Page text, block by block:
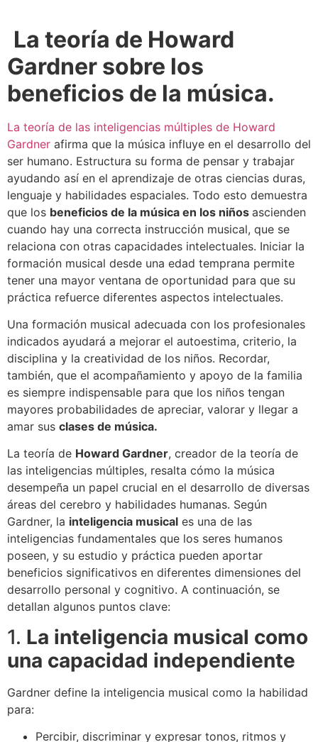
La teoría de Howard
Gardner sobre los
beneficios de la música.
La teoría de las inteligencias múltiples de Howard
Gardner afirma que la música influye en el desarrollo del
ser humano. Estructura su forma de pensar y trabajar
ayudando así en el aprendizaje de otras ciencias duras,
lenguaje y habilidades espaciales. Todo esto demuestra
que los beneficios de la música en los niños ascienden
cuando hay una correcta instrucción musical, que se
relaciona con otras capacidades intelectuales. Iniciar la
formación musical desde una edad temprana permite
tener una mayor ventana de oportunidad para que su
práctica refuerce diferentes aspectos intelectuales.
Una formación musical adecuada con los profesionales
indicados ayudará a mejorar el autoestima, criterio, la
disciplina y la creatividad de los niños. Recordar,
también, que el acompañamiento y apoyo de la familia
es siempre indispensable para que los niños tengan
mayores probabilidades de apreciar, valorar y llegar a
amar sus clases de música.
La teoría de Howard Gardner, creador de la teoría de
las inteligencias múltiples, resalta cómo la música
desempeña un papel crucial en el desarrollo de diversas
áreas del cerebro y habilidades humanas. Según
Gardner, la inteligencia musical es una de las
inteligencias fundamentales que los seres humanos
poseen, y su estudio y práctica pueden aportar
beneficios significativos en diferentes dimensiones del
desarrollo personal y cognitivo. A continuación, se
detallan algunos puntos clave:
1. La inteligencia musical como
una capacidad independiente
Gardner define la inteligencia musical como la habilidad
para:
Percibir, discriminar y expresar tonos, ritmos y